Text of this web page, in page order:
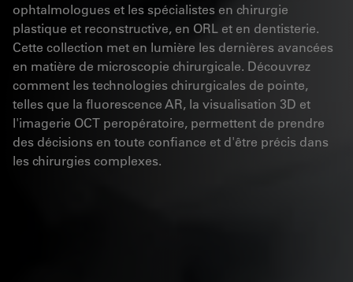
ophtalmologues et les spécialistes en chirurgie
plastique et reconstructive, en ORL et en dentisterie.
Cette collection met en lumière les dernières avancées
en matière de microscopie chirurgicale. Découvrez
comment les technologies chirurgicales de pointe,
telles que la fluorescence AR, la visualisation 3D et
l'imagerie OCT peropératoire, permettent de prendre
des décisions en toute confiance et d'être précis dans
les chirurgies complexes.